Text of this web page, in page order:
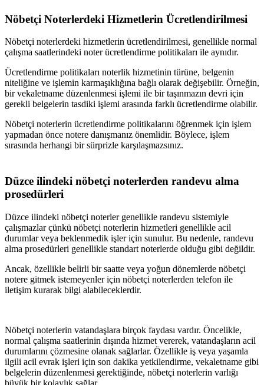
Nöbetçi Noterlerdeki Hizmetlerin Ücretlendirilmesi
Nöbetçi noterlerdeki hizmetlerin ücretlendirilmesi, genellikle normal
çalışma saatlerindeki noter ücretlendirme politikaları ile aynıdır.
Ücretlendirme politikaları noterlik hizmetinin türüne, belgenin
niteliğine ve işlemin karmaşıklığına bağlı olarak değişebilir. Örneğin,
bir vekaletname düzenlenmesi işlemi ile bir taşınmazın devri için
gerekli belgelerin tasdiki işlemi arasında farklı ücretlendirme olabilir.
Nöbetçi noterlerin ücretlendirme politikalarını öğrenmek için işlem
yapmadan önce notere danışmanız önemlidir. Böylece, işlem
sırasında herhangi bir sürprizle karşılaşmazsınız.
Düzce ilindeki nöbetçi noterlerden randevu alma
prosedürleri
Düzce ilindeki nöbetçi noterler genellikle randevu sistemiyle
çalışmazlar çünkü nöbetçi noterlerin hizmetleri genellikle acil
durumlar veya beklenmedik işler için sunulur. Bu nedenle, randevu
alma prosedürleri genellikle standart noterlerde olduğu gibi değildir.
Ancak, özellikle belirli bir saatte veya yoğun dönemlerde nöbetçi
notere gitmek istemeyenler için nöbetçi noterlerden telefon ile
iletişim kurarak bilgi alabileceklerdir.
Nöbetçi noterlerin vatandaşlara birçok faydası vardır. Öncelikle,
normal çalışma saatlerinin dışında hizmet vererek, vatandaşların acil
durumlarını çözmesine olanak sağlarlar. Özellikle iş veya yaşamla
ilgili acil evrak işleri için son dakika yetkilendirme, vekaletname gibi
belgelerin düzenlenmesi gerektiğinde, nöbetçi noterlerin varlığı
büyük bir kolaylık sağlar.